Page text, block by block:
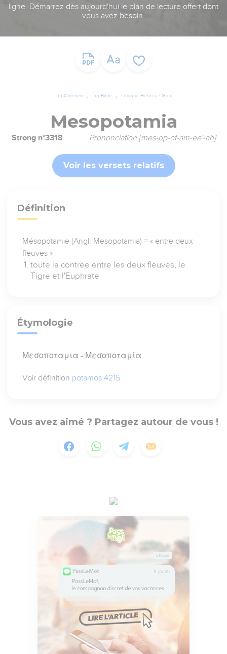
ligne. Démarrez dès aujourd'hui le plan de lecture offert dont
vous avez besoin.
TopChrétien TopBible Lexique Hébreu / Grec
Mesopotamia
Strong n°3318 Prononciation [mes-op-ot-am-ee'-ah]
Voir les versets relatifs
Définition
Mésopotamie (Angl. Mesopotamia) = « entre deux
fleuves »
toute la contrée entre les deux fleuves, le
Tigre et l'Euphrate
Étymologie
Μεσοποταμια - Μεσοποταμία
Voir définition potamos 4215
Vous avez aimé ? Partagez autour de vous !